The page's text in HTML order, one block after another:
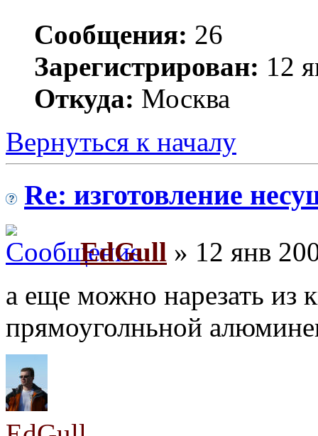
Сообщения: 26
Зарегистрирован: 12
Откуда: Москва
Вернуться к началу
Re: изготовление
EdGull » 12 янв
а еще можно нарезать из
прямоуголньной